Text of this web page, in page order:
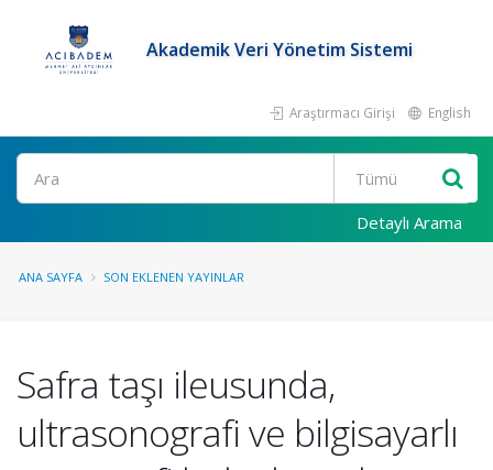
Akademik Veri Yönetim Sistemi
Araştırmacı Girişi English
Ara
Detaylı Arama
ANA SAYFA SON EKLENEN YAYINLAR
Safra taşı ileusunda,
ultrasonografi ve bilgisayarlı